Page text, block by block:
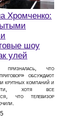
Хромченко:
шоу
улей
призналась, что
обсуждают
крупных компаний и
хотя все
что телевизор